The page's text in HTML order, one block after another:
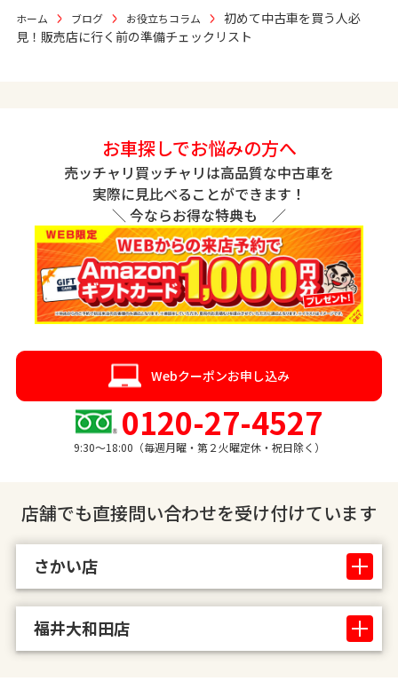
ホーム ブログ お役立ちコラム
初めて中古車を買う人必
見！販売店に行く前の準備チェックリスト
お車探しでお悩みの方へ
売ッチャリ買ッチャリは高品質な中古車を
実際に見比べることができます！
＼ 今ならお得な特典も ／
Webクーポンお申し込み
0120-27-4527
9:30〜18:00（毎週月曜・第２火曜定休・祝日除く）
店舗でも直接問い合わせを受け付けています
さかい店
福井大和田店